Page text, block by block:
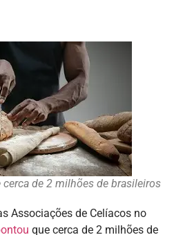
de 2 milhões de brasileiros
Associações de Celíacos no
que cerca de 2 milhões de